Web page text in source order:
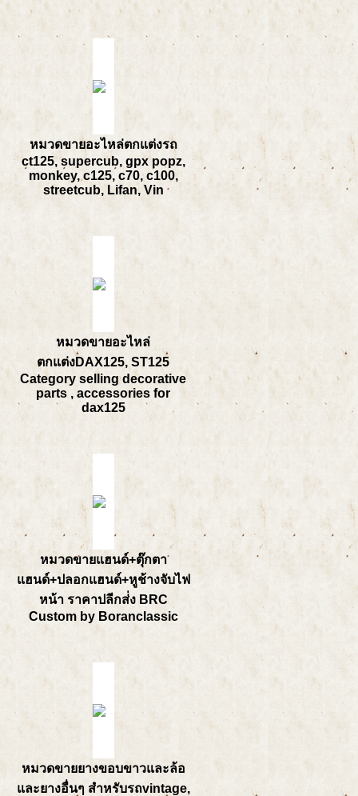
หมวดขายอะไหล่ตกแต่งรถ
ct125, supercub, gpx popz,
monkey, c125, c70, c100,
streetcub, Lifan, Vin
หมวดขายอะไหล่
ตกแต่งDAX125, ST125
Category selling decorative
parts , accessories for
dax125
หมวดขายแฮนด์+ตุ๊กตา
แฮนด์+ปลอกแฮนด์+หูช้างจับไฟ
หน้า ราคาปลีกส่่ง BRC
Custom by Boranclassic
หมวดขายยางขอบขาวและล้อ
และยางอื่นๆ สำหรับรถvintage,